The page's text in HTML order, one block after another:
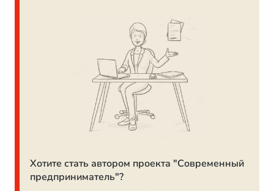
Хотите стать автором проекта "Современный
предприниматель"?